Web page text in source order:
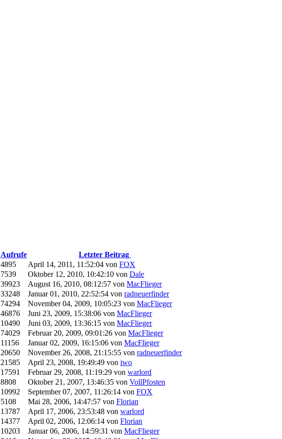
Aufrufe
Letzter Beitrag
4895 April 14, 2011, 11:52:04 von FOX
7539 Oktober 12, 2010, 10:42:10 von Dale
39923 August 16, 2010, 08:12:57 von MacFlieger
33248 Januar 01, 2010, 22:52:54 von radneuerfinder
74294 November 04, 2009, 10:05:23 von MacFlieger
46876 Juni 23, 2009, 15:38:06 von MacFlieger
10490 Juni 03, 2009, 13:36:15 von MacFlieger
74029 Februar 20, 2009, 09:01:26 von MacFlieger
11156 Januar 02, 2009, 16:15:06 von MacFlieger
20650 November 26, 2008, 21:15:55 von radneuerfinder
21585 April 23, 2008, 19:49:49 von iwo
17591 Februar 29, 2008, 11:19:29 von warlord
8808 Oktober 21, 2007, 13:46:35 von VollPfosten
10992 September 07, 2007, 11:26:14 von FOX
5108 Mai 28, 2006, 14:47:57 von Florian
13787 April 17, 2006, 23:53:48 von warlord
14377 April 02, 2006, 12:06:14 von Florian
10203 Januar 06, 2006, 14:59:31 von MacFlieger